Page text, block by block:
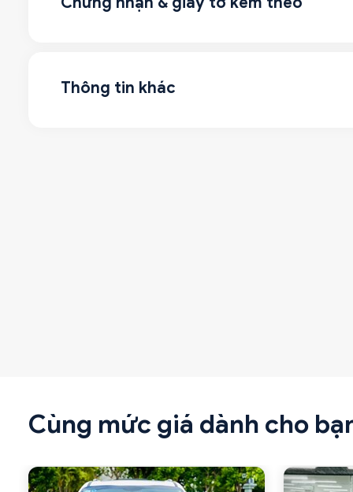
Thông tin khác
Cùng mức giá dành cho